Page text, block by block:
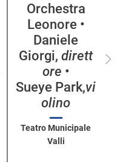
Orchestra
Leonore •
Daniele
Giorgi,dirett
ore •
Sueye Park,vi
olino
Teatro Municipale
Valli